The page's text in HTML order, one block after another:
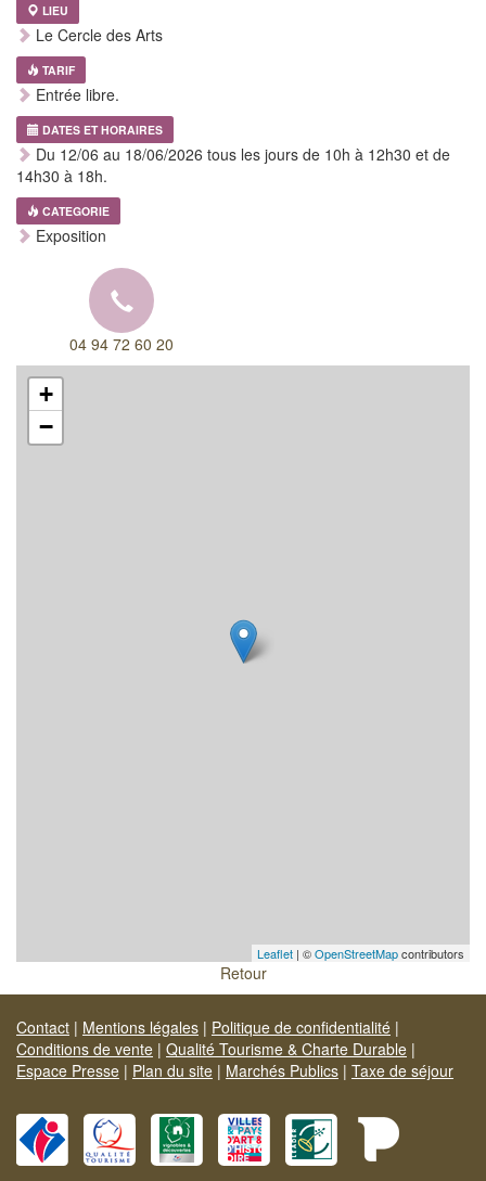
LIEU
Le Cercle des Arts
TARIF
Entrée libre.
DATES ET HORAIRES
Du 12/06 au 18/06/2026 tous les jours de 10h à 12h30 et de
14h30 à 18h.
CATEGORIE
Exposition
04 94 72 60 20
+
−
Leaflet | ©OpenStreetMapcontributors
Retour
Contact | Mentions légales | Politique de confidentialité |
Conditions de vente | Qualité Tourisme & Charte Durable |
Espace Presse | Plan du site | Marchés Publics | Taxe de séjour